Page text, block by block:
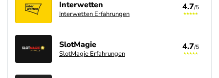
Interwetten
Interwetten Erfahrungen
4.7/5
SlotMagie
SlotMagie Erfahrungen
4.7/5